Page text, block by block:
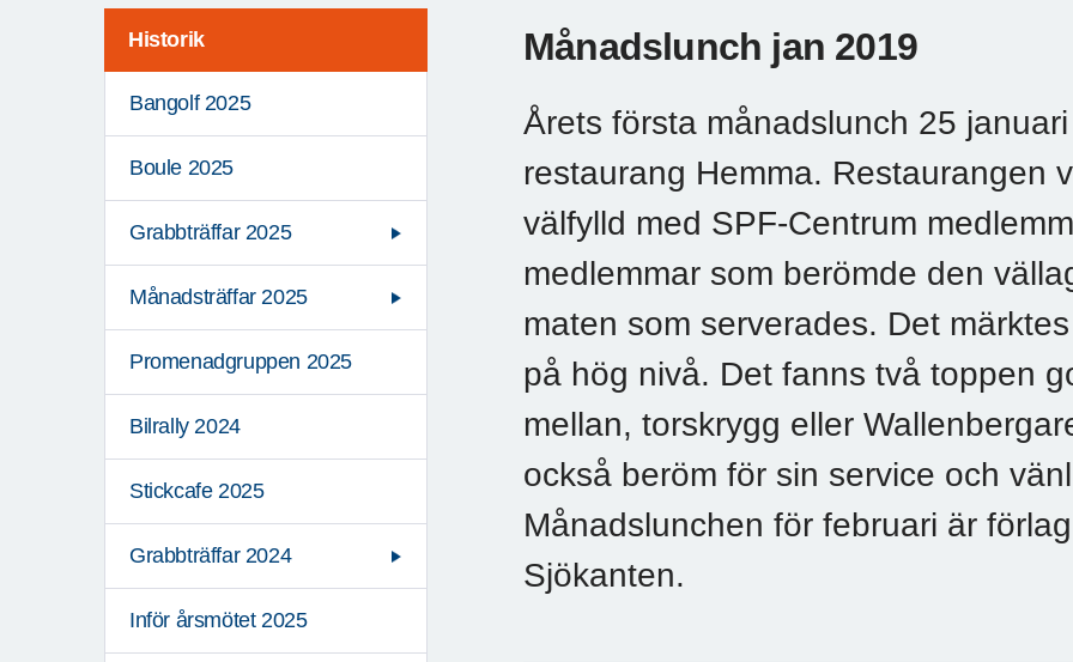
Historik
Bangolf 2025
Boule 2025
Grabbträffar 2025
Månadsträffar 2025
Promenadgruppen 2025
Bilrally 2024
Stickcafe 2025
Grabbträffar 2024
Inför årsmötet 2025
Månadslunch jan 2019
Årets första månadslunch 25
restaurang Hemma. Restaurangen
välfylld med SPF-Centrum
medlemmar som berömde den
maten som serverades. Det
på hög nivå. Det fanns två toppen
mellan, torskrygg eller
också beröm för sin service och
Månadslunchen för februari är
Sjökanten.